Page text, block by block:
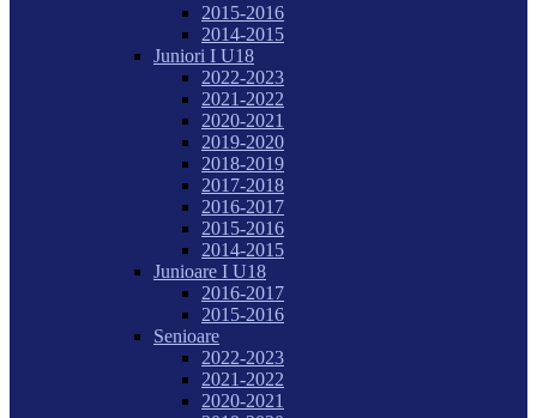
2015-2016
2014-2015
Juniori I U18
2022-2023
2021-2022
2020-2021
2019-2020
2018-2019
2017-2018
2016-2017
2015-2016
2014-2015
Junioare I U18
2016-2017
2015-2016
Senioare
2022-2023
2021-2022
2020-2021